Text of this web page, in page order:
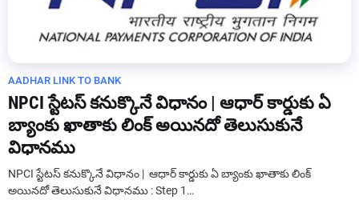
AADHAR LINK TO BANK
NPCI స్టేటస్ కనుక్కొనే విధానం | ఆధార్ కార్డుకు ఏ
బ్యాంకు ఖాతాకు లింక్ అయినదో తెలుసుకునే
విధానము
NPCI స్టేటస్ కనుక్కొనే విధానం | ఆధార్ కార్డుకు ఏ బ్యాంకు ఖాతాకు లింక్
అయినదో తెలుసుకునే విధానము : Step 1…